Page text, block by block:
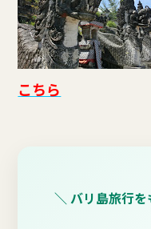
こちら
＼ バリ島旅行